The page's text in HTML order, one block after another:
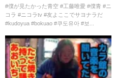
#shorts
#僕が見たかった青空 #工藤唯愛 #僕青 #ニ
コラ #ニコラtv #友よここでサヨナラだ
#kudoyua #bokuao #쿠도유아 #보...